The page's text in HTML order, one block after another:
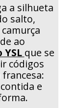
a silhueta
salto,
ao
YSL que se
códigos
e